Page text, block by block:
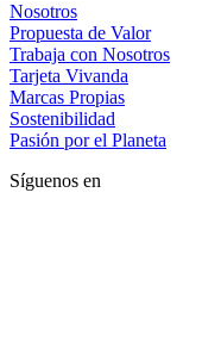
Nosotros
Propuesta de Valor
Trabaja con Nosotros
Tarjeta Vivanda
Marcas Propias
Sostenibilidad
Pasión por el Planeta
Síguenos en